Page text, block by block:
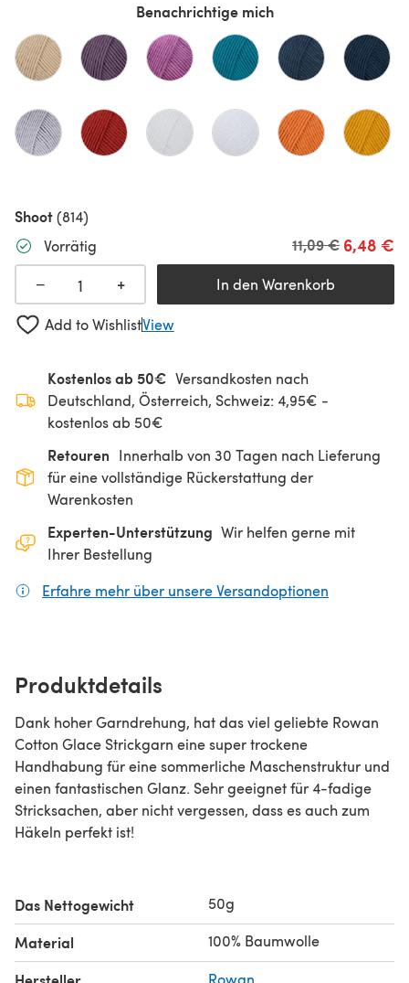
Benachrichtige mich
Shoot(814)
Vorrätig
6,48 €
Alter Preis
11,09 €
− + In den Warenkorb
Add to WishlistView
Kostenlos ab 50€ Versandkosten nach
Deutschland, Österreich, Schweiz: 4,95€ -
kostenlos ab 50€
Retouren Innerhalb von 30 Tagen nach Lieferung
für eine vollständige Rückerstattung der
Warenkosten
Experten-Unterstützung Wir helfen gerne mit
Ihrer Bestellung
Erfahre mehr über unsere Versandoptionen
Produktdetails
Dank hoher Garndrehung, hat das viel geliebte Rowan
Cotton Glace Strickgarn eine super trockene
Handhabung für eine sommerliche Maschenstruktur und
einen fantastischen Glanz. Sehr geeignet für 4-fadige
Stricksachen, aber nicht vergessen, dass es auch zum
Häkeln perfekt ist!
Das Nettogewicht 50g
Material 100% Baumwolle
Rowan